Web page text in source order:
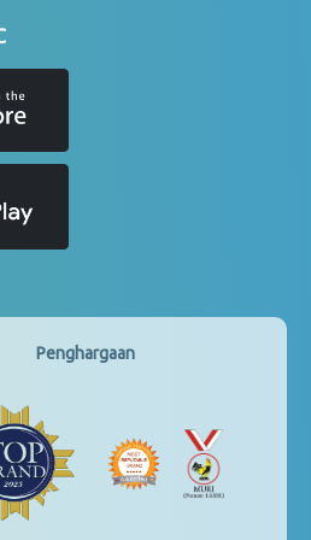
Penghargaan